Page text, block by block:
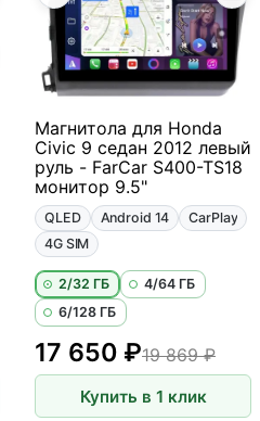
Магнитола для Honda
Civic 9 седан 2012 левый
руль - FarCar S400-TS18
монитор 9.5"
QLED Android 14
CarPlay
4G SIM
2/32 ГБ
4/64 ГБ
6/128 ГБ
17 650 ₽19 869 ₽
Купить в 1 клик